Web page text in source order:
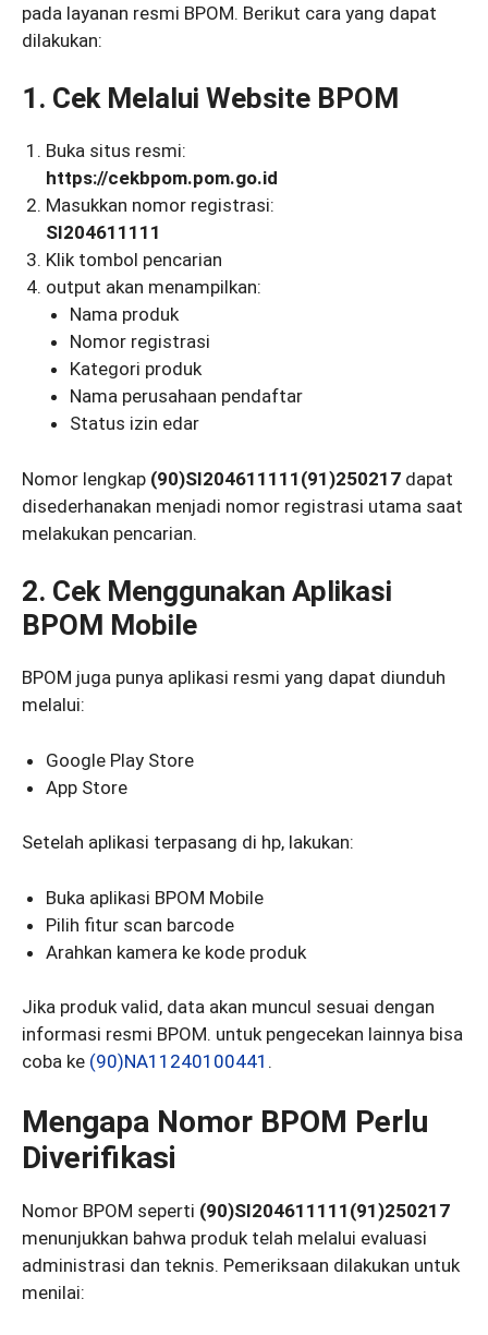
pada layanan resmi BPOM. Berikut cara yang dapat
dilakukan:
1. Cek Melalui Website BPOM
Buka situs resmi:
https://cekbpom.pom.go.id
Masukkan nomor registrasi:
SI204611111
Klik tombol pencarian
output akan menampilkan:
Nama produk
Nomor registrasi
Kategori produk
Nama perusahaan pendaftar
Status izin edar
Nomor lengkap (90)SI204611111(91)250217 dapat
disederhanakan menjadi nomor registrasi utama saat
melakukan pencarian.
2. Cek Menggunakan Aplikasi
BPOM Mobile
BPOM juga punya aplikasi resmi yang dapat diunduh
melalui:
Google Play Store
App Store
Setelah aplikasi terpasang di hp, lakukan:
Buka aplikasi BPOM Mobile
Pilih fitur scan barcode
Arahkan kamera ke kode produk
Jika produk valid, data akan muncul sesuai dengan
informasi resmi BPOM. untuk pengecekan lainnya bisa
coba ke (90)NA11240100441 .
Mengapa Nomor BPOM Perlu
Diverifikasi
Nomor BPOM seperti (90)SI204611111(91)250217
menunjukkan bahwa produk telah melalui evaluasi
administrasi dan teknis. Pemeriksaan dilakukan untuk
menilai: